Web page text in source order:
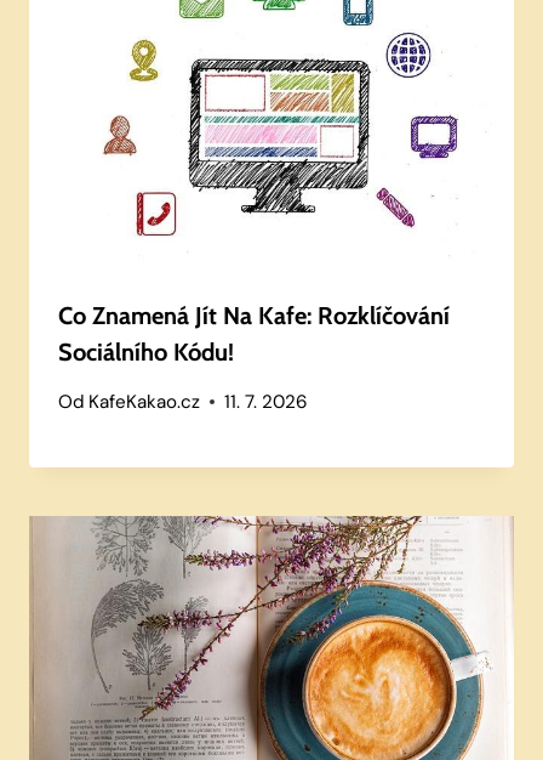
Co Znamená Jít Na Kafe: Rozklíčování
Sociálního Kódu!
Od KafeKakao.cz 11. 7. 2026